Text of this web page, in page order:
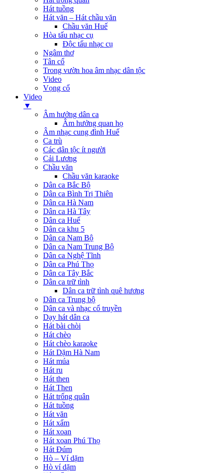
Hát tuồng
Hát văn – Hát chầu văn
Chầu văn Huế
Hòa tấu nhạc cụ
Độc tấu nhạc cụ
Ngâm thơ
Tân cổ
Trong vườn hoa âm nhạc dân tộc
Video
Vọng cổ
Video
▼
Âm hưởng dân ca
Âm hưởng quan họ
Âm nhạc cung đình Huế
Ca trù
Các dân tộc ít người
Cải Lương
Chầu văn
Chầu văn karaoke
Dân ca Bắc Bộ
Dân ca Bình Trị Thiên
Dân ca Hà Nam
Dân ca Hà Tây
Dân ca Huế
Dân ca khu 5
Dân ca Nam Bộ
Dân ca Nam Trung Bộ
Dân ca Nghệ Tĩnh
Dân ca Phú Thọ
Dân ca Tây Bắc
Dân ca trữ tình
Dân ca trữ tình quê hương
Dân ca Trung bộ
Dân ca và nhạc cổ truyền
Dạy hát dân ca
Hát bài chòi
Hát chèo
Hát chèo karaoke
Hát Dặm Hà Nam
Hát múa
Hát ru
Hát then
Hát Then
Hát trống quân
Hát tuồng
Hát văn
Hát xẩm
Hát xoan
Hát xoan Phú Thọ
Hát Đúm
Hò – Ví dặm
Hò ví dặm